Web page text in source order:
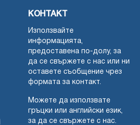
КОНТАКТ
Използвайте
информацията,
предоставена по-долу, за
да се свържете с нас или ни
оставете съобщение чрез
формата за контакт.
Можете да използвате
гръцки или английски език,
за да се свържете с нас.